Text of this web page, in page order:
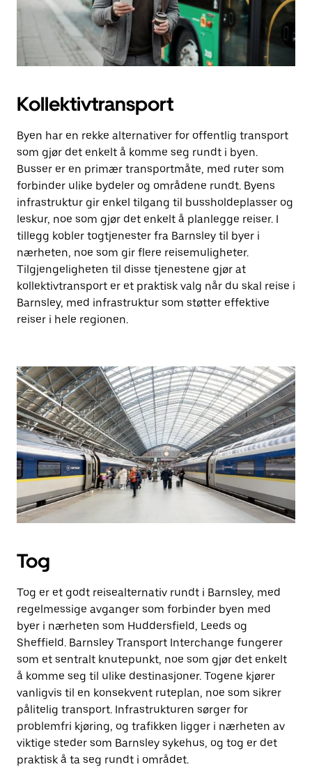
Kollektivtransport
Byen har en rekke alternativer for offentlig transport
som gjør det enkelt å komme seg rundt i byen.
Busser er en primær transportmåte, med ruter som
forbinder ulike bydeler og områdene rundt. Byens
infrastruktur gir enkel tilgang til bussholdeplasser og
leskur, noe som gjør det enkelt å planlegge reiser. I
tillegg kobler togtjenester fra Barnsley til byer i
nærheten, noe som gir flere reisemuligheter.
Tilgjengeligheten til disse tjenestene gjør at
kollektivtransport er et praktisk valg når du skal reise i
Barnsley, med infrastruktur som støtter effektive
reiser i hele regionen.
Tog
Tog er et godt reisealternativ rundt i Barnsley, med
regelmessige avganger som forbinder byen med
byer i nærheten som Huddersfield, Leeds og
Sheffield. Barnsley Transport Interchange fungerer
som et sentralt knutepunkt, noe som gjør det enkelt
å komme seg til ulike destinasjoner. Togene kjører
vanligvis til en konsekvent ruteplan, noe som sikrer
pålitelig transport. Infrastrukturen sørger for
problemfri kjøring, og trafikken ligger i nærheten av
viktige steder som Barnsley sykehus, og tog er det
praktisk å ta seg rundt i området.